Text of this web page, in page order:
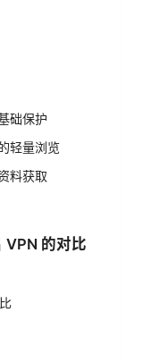
础保护
轻量浏览
料获取
的对比